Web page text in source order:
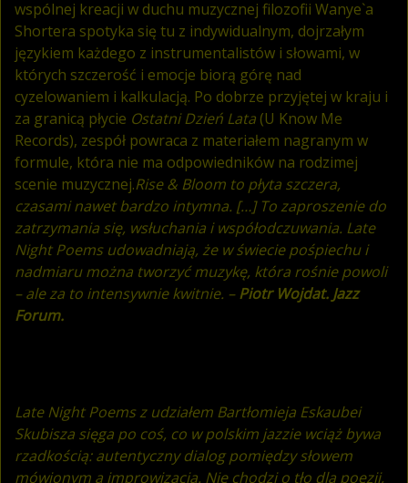
wspólnej kreacji w duchu muzycznej filozofii Wanye`a
Shortera spotyka się tu z indywidualnym, dojrzałym
językiem każdego z instrumentalistów i słowami, w
których szczerość i emocje biorą górę nad
cyzelowaniem i kalkulacją. Po dobrze przyjętej w kraju i
za granicą płycie Ostatni Dzień Lata (U Know Me
Records), zespół powraca z materiałem nagranym w
formule, która nie ma odpowiedników na rodzimej
scenie muzycznej.Rise & Bloom to płyta szczera,
czasami nawet bardzo intymna. […] To zaproszenie do
zatrzymania się, wsłuchania i współodczuwania. Late
Night Poems udowadniają, że w świecie pośpiechu i
nadmiaru można tworzyć muzykę, która rośnie powoli
– ale za to intensywnie kwitnie. –Piotr Wojdat. Jazz
Forum.
Late Night Poems z udziałem Bartłomieja Eskaubei
Skubisza sięga po coś, co w polskim jazzie wciąż bywa
rzadkością: autentyczny dialog pomiędzy słowem
mówionym a improwizacją. Nie chodzi o tło dla poezji,